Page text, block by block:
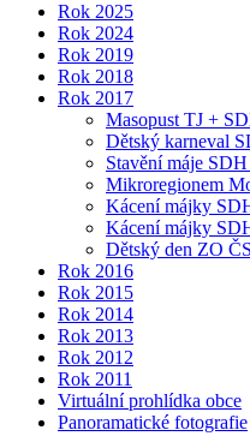
Rok 2025
Rok 2024
Rok 2019
Rok 2018
Rok 2017
Masopust TJ +
Dětský karneval
Stavění máje
Mikroregionem
Kácení májky
Kácení májky
Dětský den ZO
Rok 2016
Rok 2015
Rok 2014
Rok 2013
Rok 2012
Rok 2011
Virtuální prohlídka obce
Panoramatické fotografie